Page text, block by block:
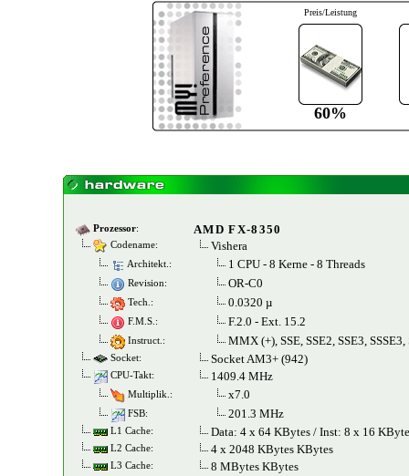
Preis/Leistung
60%
Prozessor: AMD FX-8350
Codename: Vishera
Architekt.: 1 CPU - 8 Kerne - 8 Threads
Revision: OR-C0
Tech.: 0.0320 µ
F.M.S.: F.2.0 - Ext. 15.2
Instruct.: MMX (+), SSE, SSE2, SSE3,
Socket: Socket AM3+ (942)
CPU-Takt: 1409.4 MHz
Multiplik.: x7.0
FSB: 201.3 MHz
L1 Cache: Data: 4 x 64 KBytes / Inst: 8 x 16
L2 Cache: 4 x 2048 KBytes KBytes
L3 Cache: 8 MBytes KBytes